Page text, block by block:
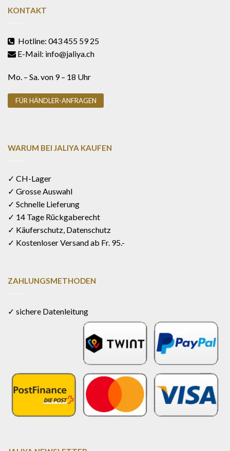
KONTAKT
Hotline: 043 455 59 25
E-Mail: info@jaliya.ch
Mo. – Sa. von 9 – 18 Uhr
FÜR HÄNDLER-ANFRAGEN
WARUM BEI JALIYA KAUFEN
✓ CH-Lager
✓ Grosse Auswahl
✓ Schnelle Lieferung
✓ 14 Tage Rückgaberecht
✓ Käuferschutz, Datenschutz
✓ Kostenloser Versand ab Fr. 95.-
ZAHLUNGSMETHODEN
✓ sichere Datenleitung